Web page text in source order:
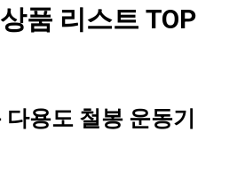
품 리스트 TOP
용도 철봉 운동기